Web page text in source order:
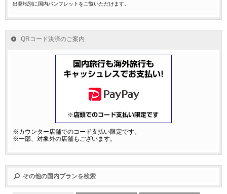
出発地別に国内パンフレットをご覧いただけます。
QRコード決済のご案内
※カウンター店舗でのコード支払い限定です。
※一部、対象外の店舗もございます。
その他の国内プランを検索